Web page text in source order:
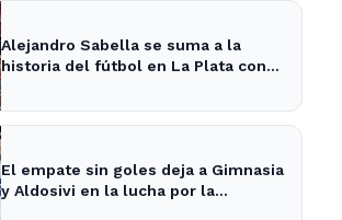
Alejandro Sabella se suma a la
historia del fútbol en La Plata con
El empate sin goles deja a Gimnasia
y Aldosivi en la lucha por la